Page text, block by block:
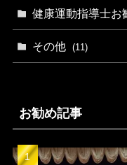
健康運動指導士お
その他 (11)
お勧め記事